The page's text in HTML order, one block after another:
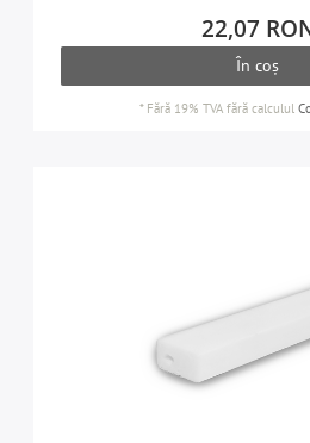
22,07
În coș
* Fără 19% TVAfără calculul